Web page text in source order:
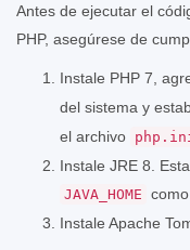
Antes de ejecutar el
PHP, asegúrese de
Instale PHP 7,
del sistema y
el archivo
Instale JRE 8.
JAVA_HOME
Instale Apache